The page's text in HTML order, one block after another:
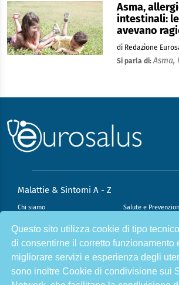
Questo sito utilizza cookie di tipo
di consentirne il corretto funzionamento
migliorare servizi e esperienza degli
sono inoltre Cookie di condivisione sui
Asma,
intestinali:
avevano
di Redazione
Si parla di:Asma,
Malattie & Sintomi A - Z
Chi siamo Salute e
Infiammazione e Allergia Direzione scientifica
Nutrizione e Stili di vita Sport e Benessere
Cookie Policy L’angolo del